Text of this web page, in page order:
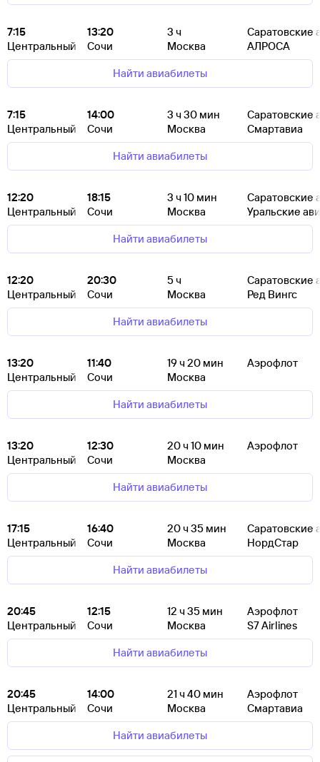
7:15
Центральный
13:20
Сочи
3 ч
Москва
Саратовские
АЛРОСА
Найти авиабилеты
7:15
Центральный
14:00
Сочи
3 ч 30 мин
Москва
Саратовские
Смартавиа
Найти авиабилеты
12:20
Центральный
18:15
Сочи
3 ч 10 мин
Москва
Саратовские
Уральские
Найти авиабилеты
12:20
Центральный
20:30
Сочи
5ч
Москва
Саратовские
Ред Вингс
Найти авиабилеты
13:20
Центральный
11:40
Сочи
19ч 20 мин
Москва
Аэрофлот
Найти авиабилеты
13:20
Центральный
12:30
Сочи
20ч 10 мин
Москва
Аэрофлот
Найти авиабилеты
17:15
Центральный
16:40
Сочи
20ч 35 мин
Москва
Саратовские
НордСтар
Найти авиабилеты
20:45
Центральный
12:15
Сочи
12 ч 35 мин
Москва
Аэрофлот
S7 Airlines
Найти авиабилеты
20:45
Центральный
14:00
Сочи
21ч 40 мин
Москва
Аэрофлот
Смартавиа
Найти авиабилеты